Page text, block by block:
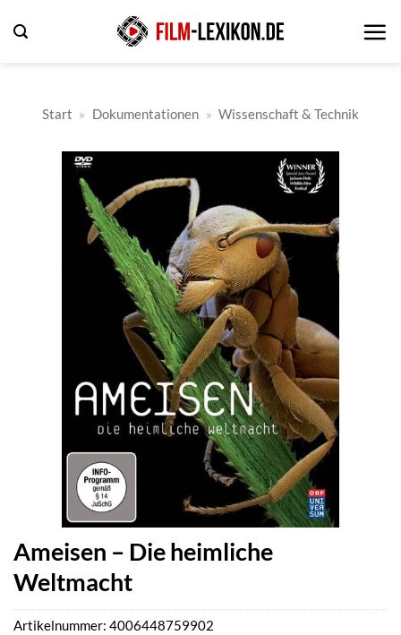
Inhalt
Start » Dokumentationen » Wissenschaft & Technik
Ameisen – Die heimliche
Weltmacht
Artikelnummer: 4006448759902